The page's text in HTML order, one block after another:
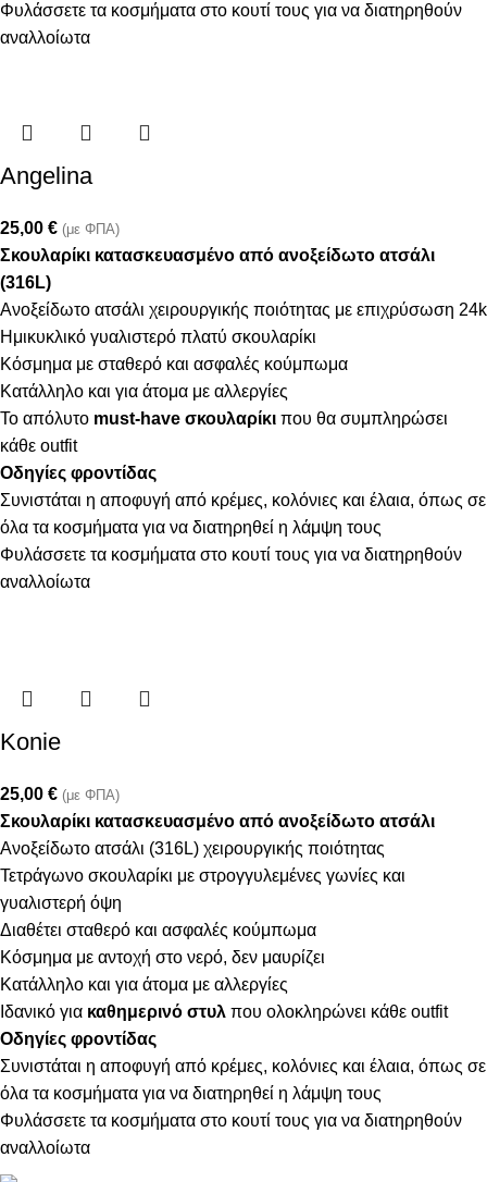
Φυλάσσετε τα κοσμήματα στο κουτί τους για να διατηρηθούν
αναλλοίωτα
Angelina
25,00 € (με ΦΠΑ)
Σκουλαρίκι κατασκευασμένο από ανοξείδωτο ατσάλι
(316L)
Ανοξείδωτο ατσάλι χειρουργικής ποιότητας με επιχρύσωση 24k
Ημικυκλικό γυαλιστερό πλατύ σκουλαρίκι
Κόσμημα με σταθερό και ασφαλές κούμπωμα
Κατάλληλο και για άτομα με αλλεργίες
Το απόλυτο must-have σκουλαρίκι που θα συμπληρώσει
κάθε outfit
Οδηγίες φροντίδας
Συνιστάται η αποφυγή από κρέμες, κολόνιες και έλαια, όπως σε
όλα τα κοσμήματα για να διατηρηθεί η λάμψη τους
Φυλάσσετε τα κοσμήματα στο κουτί τους για να διατηρηθούν
αναλλοίωτα
Konie
25,00 € (με ΦΠΑ)
Σκουλαρίκι κατασκευασμένο από ανοξείδωτο ατσάλι
Ανοξείδωτο ατσάλι (316L) χειρουργικής ποιότητας
Τετράγωνο σκουλαρίκι με στρογγυλεμένες γωνίες και
γυαλιστερή όψη
Διαθέτει σταθερό και ασφαλές κούμπωμα
Κόσμημα με αντοχή στο νερό, δεν μαυρίζει
Κατάλληλο και για άτομα με αλλεργίες
Ιδανικό για καθημερινό στυλ που ολοκληρώνει κάθε outfit
Οδηγίες φροντίδας
Συνιστάται η αποφυγή από κρέμες, κολόνιες και έλαια, όπως σε
όλα τα κοσμήματα για να διατηρηθεί η λάμψη τους
Φυλάσσετε τα κοσμήματα στο κουτί τους για να διατηρηθούν
αναλλοίωτα